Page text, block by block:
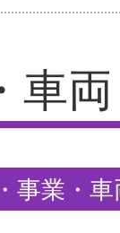
車両
事業・